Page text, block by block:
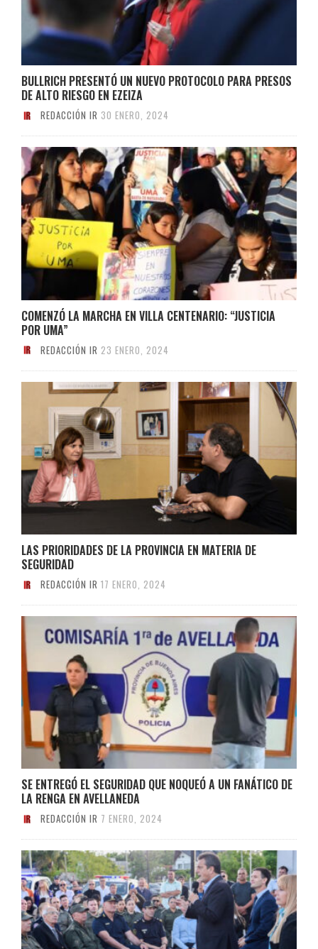
BULLRICH PRESENTÓ UN NUEVO PROTOCOLO PARA PRESOS
DE ALTO RIESGO EN EZEIZA
REDACCIÓN IR 30 ENERO, 2024
COMENZÓ LA MARCHA EN VILLA CENTENARIO: “JUSTICIA
POR UMA”
REDACCIÓN IR 23 ENERO, 2024
LAS PRIORIDADES DE LA PROVINCIA EN MATERIA DE
SEGURIDAD
REDACCIÓN IR 17 ENERO, 2024
SE ENTREGÓ EL SEGURIDAD QUE NOQUEÓ A UN FANÁTICO DE
LA RENGA EN AVELLANEDA
REDACCIÓN IR 7 ENERO, 2024